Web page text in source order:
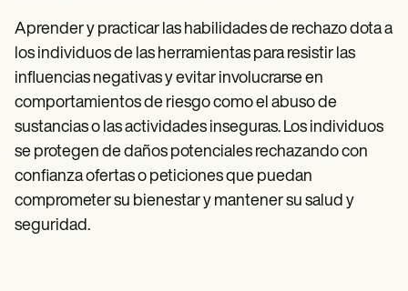
Aprender y practicar las habilidades de rechazo dota a
los individuos de las herramientas para resistir las
influencias negativas y evitar involucrarse en
comportamientos de riesgo como el abuso de
sustancias o las actividades inseguras. Los individuos
se protegen de daños potenciales rechazando con
confianza ofertas o peticiones que puedan
comprometer su bienestar y mantener su salud y
seguridad.